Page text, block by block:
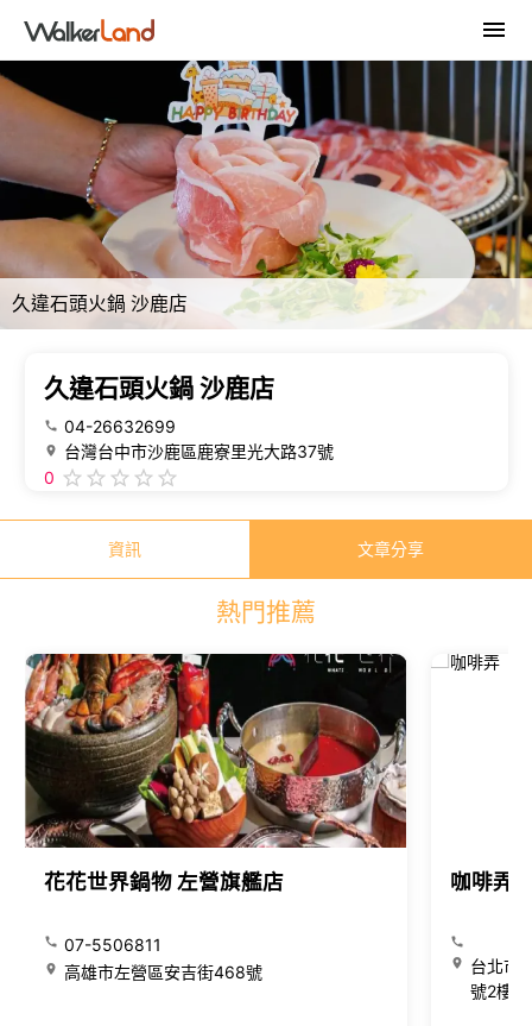
久違石頭火鍋 沙鹿店
久違石頭火鍋 沙鹿店
04-26632699
台灣台中市沙鹿區鹿寮里光大路37號
0
資訊 文章分享
熱門推薦
花花世界鍋物 左營旗艦店
07-5506811
高雄市左營區安吉街468號
咖啡弄
台北市
號2樓